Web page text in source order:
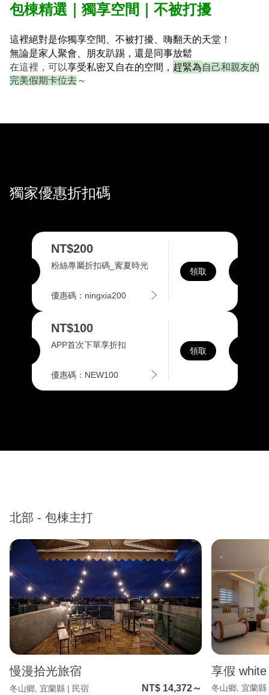
包棟精選｜獨享空間｜不被打擾
這裡絕對是你獨享空間、不被打擾、嗨翻天的天堂！
無論是家人聚會、朋友趴踢，還是同事放鬆
在這裡，可以享受私密又自在的空間， 趕緊為自己和親友的
完美假期卡位去～
獨家優惠折扣碼
NT$200
粉絲專屬折扣碼_寗夏時光
優惠碼：ningxia200
領取
NT$100
APP首次下單享折扣
優惠碼：NEW100
領取
北部 - 包棟主打
慢漫拾光旅宿
冬山鄉, 宜蘭縣 | 民宿 NT$ 14,372～
享假
冬山鄉, 宜蘭縣